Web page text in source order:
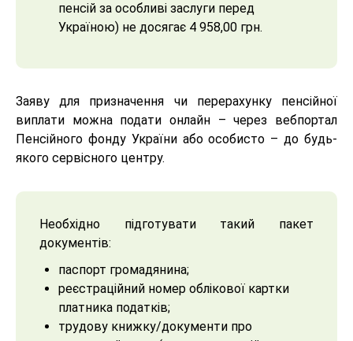
пенсій за особливі заслуги перед
Україною) не досягає 4 958,00 грн.
Заяву для призначення чи перерахунку пенсійної
виплати можна подати онлайн – через вебпортал
Пенсійного фонду України або особисто – до будь-
якого сервісного центру.
Необхідно підготувати такий пакет
документів:
паспорт громадянина;
реєстраційний номер облікової картки
платника податків;
трудову книжку/документи про